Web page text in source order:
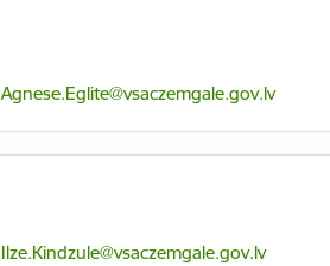
E-pasts:
Agnese.Eglite@vsaczemgale.gov.lv
E-pasts:
Ilze.Kindzule@vsaczemgale.gov.lv